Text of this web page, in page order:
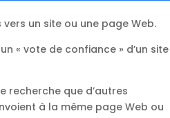
un site ou une page Web.
« vote de confiance » d’un site
recherche que d’autres
à la même page Web ou